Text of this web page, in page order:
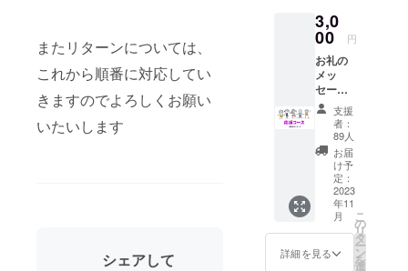
またリターンについては、
これから順番に対応してい
きますのでよろしくお願い
いたいします
シェアして
3,0
00 円
お礼の
メッ
セージ
をメー
ルにて
送らせ
ていた
だきま
支援
者：
89人
お届
け予
定：
2023
年11
月
詳細を見る
こ
の
リ
タ
ー
ン
を
選